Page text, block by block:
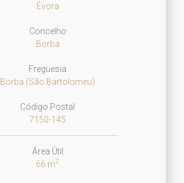
Évora
Concelho
Borba
Freguesia
Borba (São Bartolomeu)
Código Postal
7150-145
Área Útil
66 m2